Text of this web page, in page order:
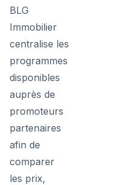
BLG
Immobilier
centralise les
programmes
disponibles
auprès de
promoteurs
partenaires
afin de
comparer
les prix,